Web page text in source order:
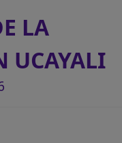
LA
UCAYALI